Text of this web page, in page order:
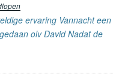
ervaring Vannacht een
olv David Nadat de